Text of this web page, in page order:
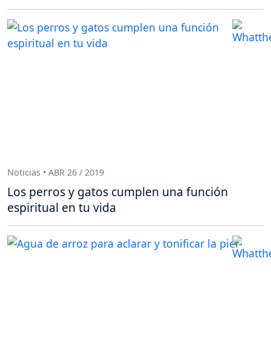
Noticias • ABR 26 / 2019
Los perros y gatos cumplen una función
espiritual en tu vida